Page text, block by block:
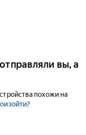
вы, а
похожи на